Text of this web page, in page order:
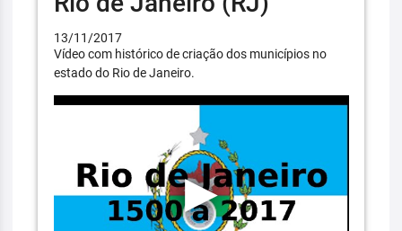
13/11/2017
Vídeo com histórico de criação dos municípios no
estado do Rio de Janeiro.